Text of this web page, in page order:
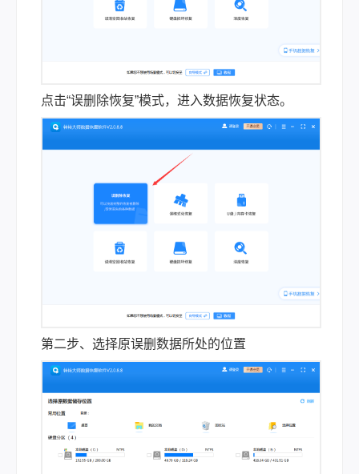
点击“误删除恢复”模式，进入数据恢复状态。
第二步、选择原误删数据所处的位置